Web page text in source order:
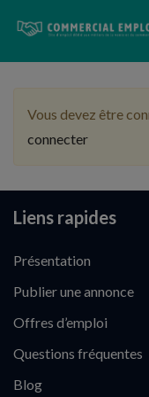
Vous devez être
connecter
Liens rapides
Présentation
Publier une annonce
Offres d’emploi
Questions fréquentes
Blog